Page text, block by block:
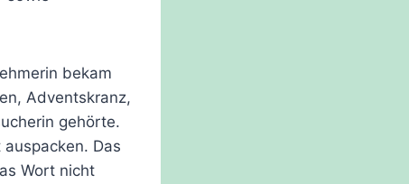
bekam
Adventskranz,
gehörte.
Das
Wort nicht